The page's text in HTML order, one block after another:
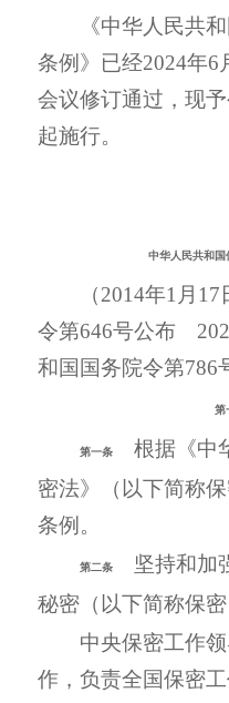
《中华人民共
条例》已经2024年6
会议修订通过，现
起施行。
中华人民共和国
（2014年1月
令第646号公布
和国国务院令第786
第
第一条
根据《中
密法》（以下简称
条例。
第二条
坚持和加
秘密（以下简称保密
中央保密工作
作，负责全国保密